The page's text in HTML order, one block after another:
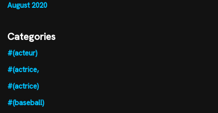
August 2020
Categories
#(acteur)
#(actrice,
#(actrice)
#(baseball)